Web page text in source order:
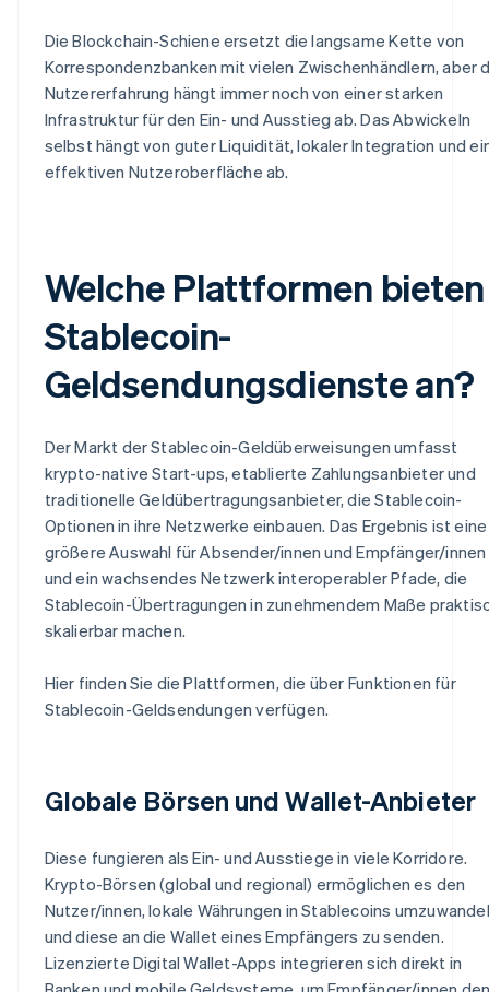
Die Blockchain-Schiene ersetzt die langsame Kette von
Korrespondenzbanken mit vielen Zwischenhändlern, aber
Nutzererfahrung hängt immer noch von einer starken
Infrastruktur für den Ein- und Ausstieg ab. Das Abwickeln
selbst hängt von guter Liquidität, lokaler Integration und
effektiven Nutzeroberfläche ab.
Welche Plattformen bieten
Stablecoin-
Geldsendungsdienste an?
Der Markt der Stablecoin-Geldüberweisungen umfasst
krypto-native Start-ups, etablierte Zahlungsanbieter und
traditionelle Geldübertragungsanbieter, die Stablecoin-
Optionen in ihre Netzwerke einbauen. Das Ergebnis ist eine
größere Auswahl für Absender/innen und Empfänger/innen
und ein wachsendes Netzwerk interoperabler Pfade, die
Stablecoin-Übertragungen in zunehmendem Maße
skalierbar machen.
Hier finden Sie die Plattformen, die über Funktionen für
Stablecoin-Geldsendungen verfügen.
Globale Börsen und Wallet-Anbieter
Diese fungieren als Ein- und Ausstiege in viele Korridore.
Krypto-Börsen (global und regional) ermöglichen es den
Nutzer/innen, lokale Währungen in Stablecoins
und diese an die Wallet eines Empfängers zu senden.
Lizenzierte Digital Wallet-Apps integrieren sich direkt in